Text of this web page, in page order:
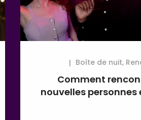
Boîte de nuit,
Comment
nouvelles personnes